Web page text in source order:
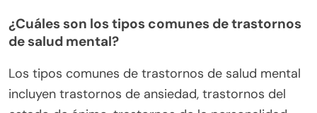
¿Cuáles son los tipos comunes de trastornos
de salud mental?
Los tipos comunes de trastornos de salud mental
incluyen trastornos de ansiedad, trastornos del